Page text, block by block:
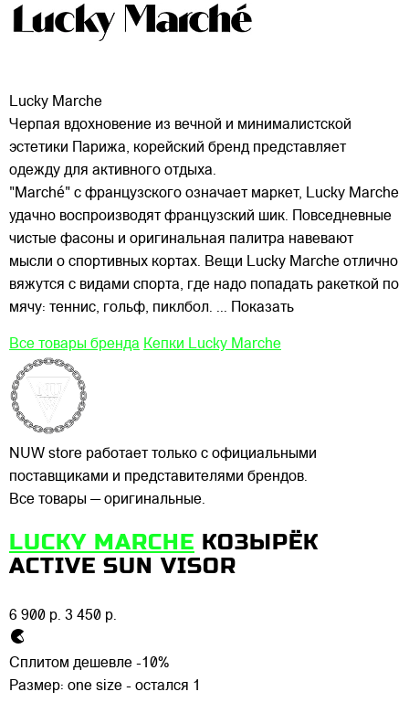
Lucky Marche
Черпая вдохновение из вечной и минималистской
эстетики Парижа, корейский бренд представляет
одежду для активного отдыха.
"Marché" с французского означает маркет, Lucky Marche
удачно воспроизводят французский шик. Повседневные
чистые фасоны и оригинальная палитра навевают
мысли о спортивных кортах. Вещи Lucky Marche отлично
вяжутся с видами спорта, где надо попадать ракеткой по
мячу: теннис, гольф, пиклбол. ... Показать
Все товары бренда Кепки Lucky Marche
NUW store работает только с официальными
поставщиками и представителями брендов.
Все товары — оригинальные.
LUCKY MARCHE КОЗЫРЁК
ACTIVE SUN VISOR
6 900 р. 3 450 р.
Сплитом дешевле -10%
Размер: one size - остался 1